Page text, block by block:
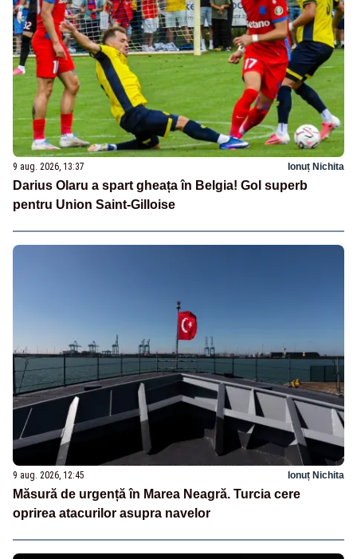
9 aug. 2026, 13:37 Ionuț Nichita
Darius Olaru a spart gheața în Belgia! Gol superb
pentru Union Saint-Gilloise
9 aug. 2026, 12:45 Ionuț Nichita
Măsură de urgență în Marea Neagră. Turcia cere
oprirea atacurilor asupra navelor